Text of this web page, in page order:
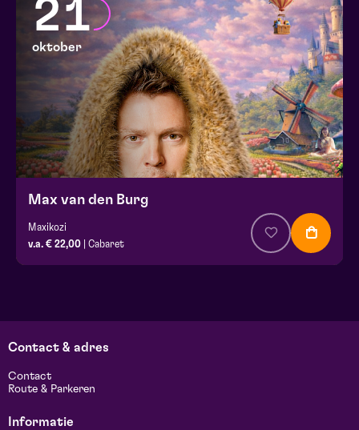
21
oktober
Max van den Burg
Maxikozi
v.a. € 22,00 | Cabaret
Contact & adres
Contact
Route & Parkeren
Informatie